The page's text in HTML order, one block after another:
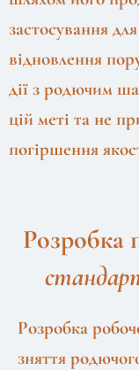
застосування
відновлення
дії з родючим
цій меті та не
погіршення
Розробка
Розробка
зняття